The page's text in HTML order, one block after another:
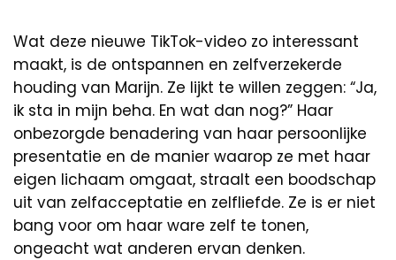
Wat deze nieuwe TikTok-video zo interessant
maakt, is de ontspannen en zelfverzekerde
houding van Marijn. Ze lijkt te willen zeggen: “Ja,
ik sta in mijn beha. En wat dan nog?” Haar
onbezorgde benadering van haar persoonlijke
presentatie en de manier waarop ze met haar
eigen lichaam omgaat, straalt een boodschap
uit van zelfacceptatie en zelfliefde. Ze is er niet
bang voor om haar ware zelf te tonen,
ongeacht wat anderen ervan denken.